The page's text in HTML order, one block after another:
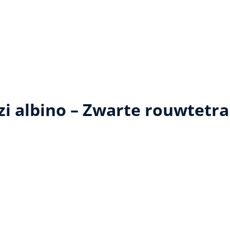
albino – Zwarte